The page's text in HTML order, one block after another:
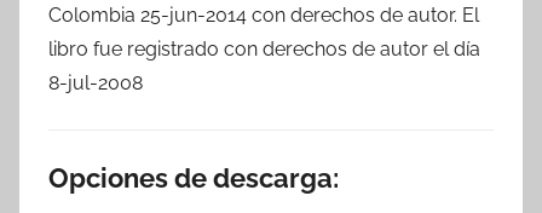
Colombia 25-jun-2014 con derechos de autor. El
libro fue registrado con derechos de autor el día
8-jul-2008
Opciones de descarga: